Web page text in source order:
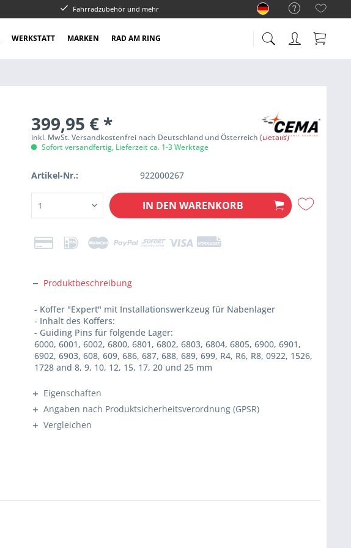
Fahrradzubehör und mehr
WERKSTATT MARKEN RAD AM RING
399,95 € *
inkl. MwSt. Versandkostenfrei nach Deutschland und Österreich(Details)
Sofort versandfertig, Lieferzeit ca. 1-3 Werktage
Artikel-Nr.: 922000267
IN DEN WARENKORB
Produktbeschreibung
- Koffer "Expert" mit Installationswerkzeug für Nabenlager
- Inhalt des Koffers:
- Guiding Pins für folgende Lager:
6000, 6001, 6002, 6800, 6801, 6802, 6803, 6804, 6805, 6900, 6901,
6902, 6903, 608, 609, 686, 687, 688, 689, 699, R4, R6, R8, 0922, 1526,
1728 and 8, 9, 10, 12, 15, 17, 20 und 25 mm
Eigenschaften
Angaben nach Produktsicherheitsverordnung (GPSR)
Vergleichen